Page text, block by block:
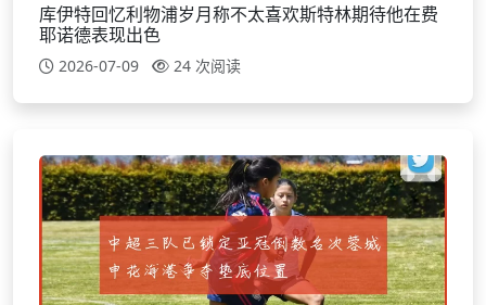
库伊特回忆利物浦岁月称不太喜欢斯特林期待他在费
耶诺德表现出色
2026-07-09 24 次阅读